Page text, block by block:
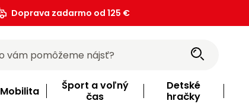
Doprava zadarmo od 125 €
Mobilita
Šport a voľný
čas
Detské
hračky